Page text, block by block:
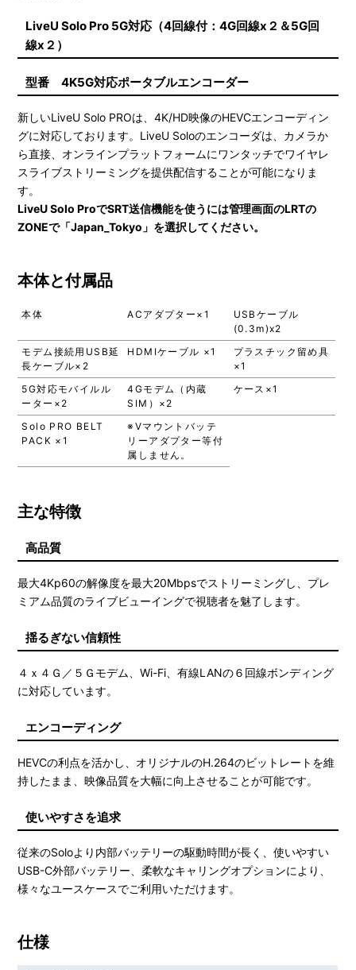
LiveU Solo Pro 5G対応（4回線付：4G回線x２＆5G回
線x２）
型番 4K5G対応ポータブルエンコーダー
新しいLiveU Solo PROは、4K/HD映像のHEVCエンコーディン
グに対応しております。LiveU Soloのエンコーダは、カメラか
ら直接、オンラインプラットフォームにワンタッチでワイヤレ
スライブストリーミングを提供配信することが可能になりま
す。
LiveU Solo ProでSRT送信機能を使うには管理画面のLRTの
ZONEで「Japan_Tokyo」を選択してください。
本体と付属品
本体 ACアダプター×1
USBケーブル
(0.3m)x2
モデム接続用USB延
長ケーブル×2
HDMIケーブル ×1
プラスチック留め具
×1
5G対応モバイルル
ーター×2
4Gモデム（内蔵
SIM）×2
ケース×1
Solo PRO BELT
PACK ×1
※Vマウントバッテ
リーアダプター等付
属しません。
主な特徴
高品質
最大4Kp60の解像度を最大20Mbpsでストリーミングし、プレ
ミアム品質のライブビューイングで視聴者を魅了します。
揺るぎない信頼性
４ｘ４Ｇ／５Ｇモデム、Wi-Fi、有線LANの６回線ボンディング
に対応しています。
エンコーディング
HEVCの利点を活かし、オリジナルのH.264のビットレートを維
持したまま、映像品質を大幅に向上させることが可能です。
使いやすさを追求
従来のSoloより内部バッテリーの駆動時間が長く、使いやすい
USB-C外部バッテリー、柔軟なキャリングオプションにより、
様々なユースケースでご利用いただけます。
仕様